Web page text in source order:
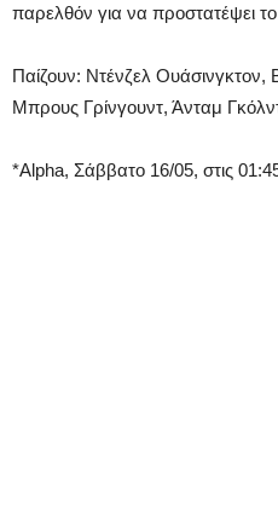
παρελθόν για να προστατέψει
Παίζουν: Ντένζελ
Μπρους Γρίνγουντ, Άνταμ
*Alpha, Σάββατο 16/05, στις